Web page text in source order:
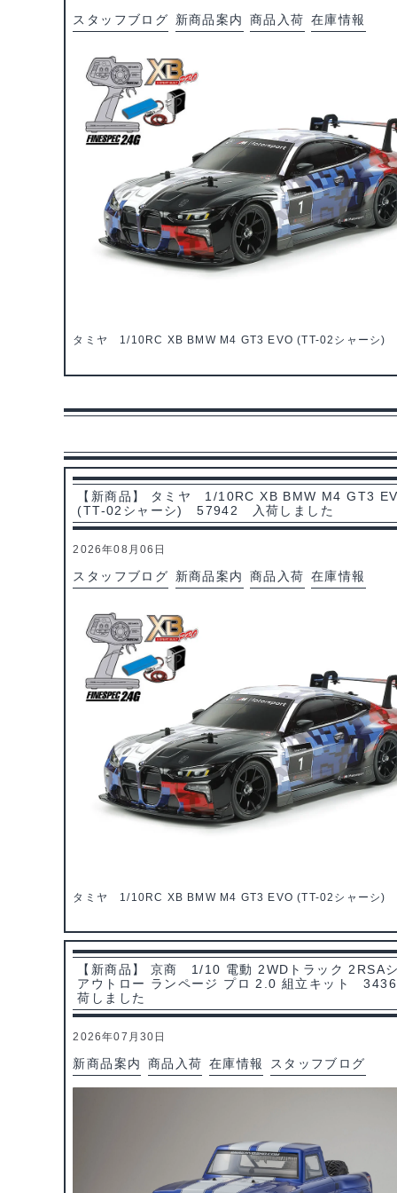
スタッフブログ 新商品案内 商品入荷 在庫情報
タミヤ 1/10RC XB BMW M4 GT3 EVO (TT-02シャーシ
【新商品】 タミヤ 1/10RC XB BMW M4 GT3
(TT-02シャーシ) 57942 入荷しました
2026年08月06日
スタッフブログ 新商品案内 商品入荷 在庫情報
タミヤ 1/10RC XB BMW M4 GT3 EVO (TT-02シャーシ
【新商品】 京商 1/10 電動 2WDトラック 2RSA
アウトロー ランページ プロ 2.0 組立キット
荷しました
2026年07月30日
新商品案内 商品入荷 在庫情報 スタッフブログ